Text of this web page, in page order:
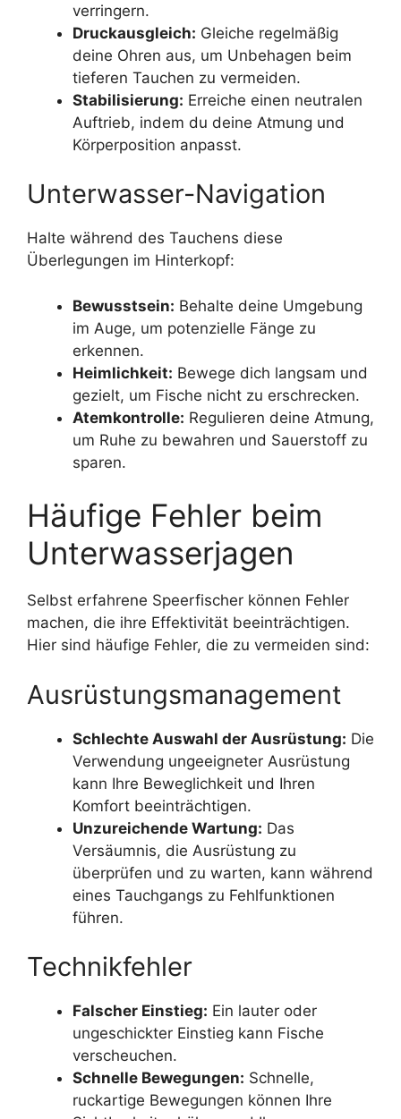
verringern.
Druckausgleich: Gleiche regelmäßig
deine Ohren aus, um Unbehagen beim
tieferen Tauchen zu vermeiden.
Stabilisierung: Erreiche einen neutralen
Auftrieb, indem du deine Atmung und
Körperposition anpasst.
Unterwasser-Navigation
Halte während des Tauchens diese
Überlegungen im Hinterkopf:
Bewusstsein: Behalte deine Umgebung
im Auge, um potenzielle Fänge zu
erkennen.
Heimlichkeit: Bewege dich langsam und
gezielt, um Fische nicht zu erschrecken.
Atemkontrolle: Regulieren deine Atmung,
um Ruhe zu bewahren und Sauerstoff zu
sparen.
Häufige Fehler beim
Unterwasserjagen
Selbst erfahrene Speerfischer können Fehler
machen, die ihre Effektivität beeinträchtigen.
Hier sind häufige Fehler, die zu vermeiden sind:
Ausrüstungsmanagement
Schlechte Auswahl der Ausrüstung: Die
Verwendung ungeeigneter Ausrüstung
kann Ihre Beweglichkeit und Ihren
Komfort beeinträchtigen.
Unzureichende Wartung: Das
Versäumnis, die Ausrüstung zu
überprüfen und zu warten, kann während
eines Tauchgangs zu Fehlfunktionen
führen.
Technikfehler
Falscher Einstieg: Ein lauter oder
ungeschickter Einstieg kann Fische
verscheuchen.
Schnelle Bewegungen: Schnelle,
ruckartige Bewegungen können Ihre